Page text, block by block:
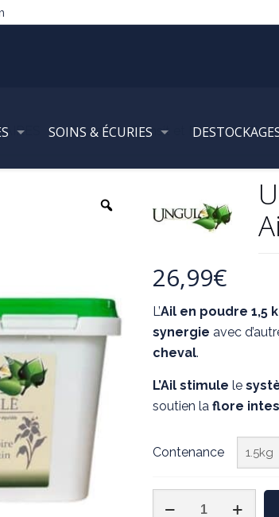
SOINS & ÉCURIES
Digestion, Transit et Flore
26,99€
L’Ail en poudre 1,5
synergie avec
cheval.
L’Ail stimule le
soutien la flore
Contenance